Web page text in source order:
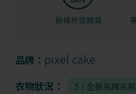
品牌： pixel cake
衣物狀況： 5 / 全新吊牌未剪